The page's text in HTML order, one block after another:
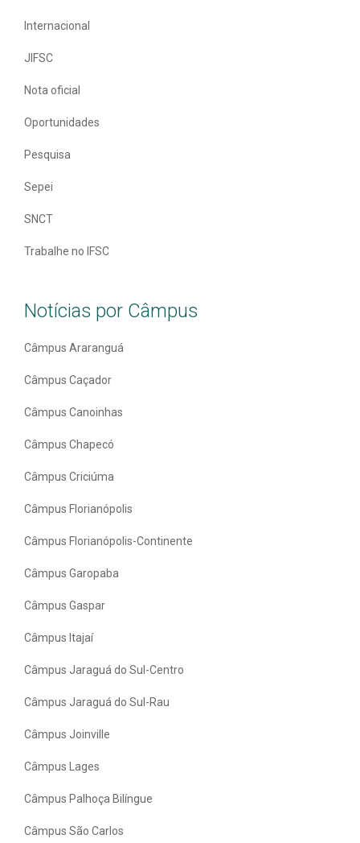
Internacional
JIFSC
Nota oficial
Oportunidades
Pesquisa
Sepei
SNCT
Trabalhe no IFSC
Notícias por Câmpus
Câmpus Araranguá
Câmpus Caçador
Câmpus Canoinhas
Câmpus Chapecó
Câmpus Criciúma
Câmpus Florianópolis
Câmpus Florianópolis-Continente
Câmpus Garopaba
Câmpus Gaspar
Câmpus Itajaí
Câmpus Jaraguá do Sul-Centro
Câmpus Jaraguá do Sul-Rau
Câmpus Joinville
Câmpus Lages
Câmpus Palhoça Bilíngue
Câmpus São Carlos